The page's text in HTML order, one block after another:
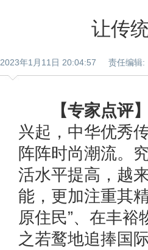
让传
2023年1月11日 20:04:57 责任编辑:
【专家点评】
兴起，中华优秀
阵阵时尚潮流。
活水平提高，越
能，更加注重其
原住民”、在丰
之若鹜地追捧国